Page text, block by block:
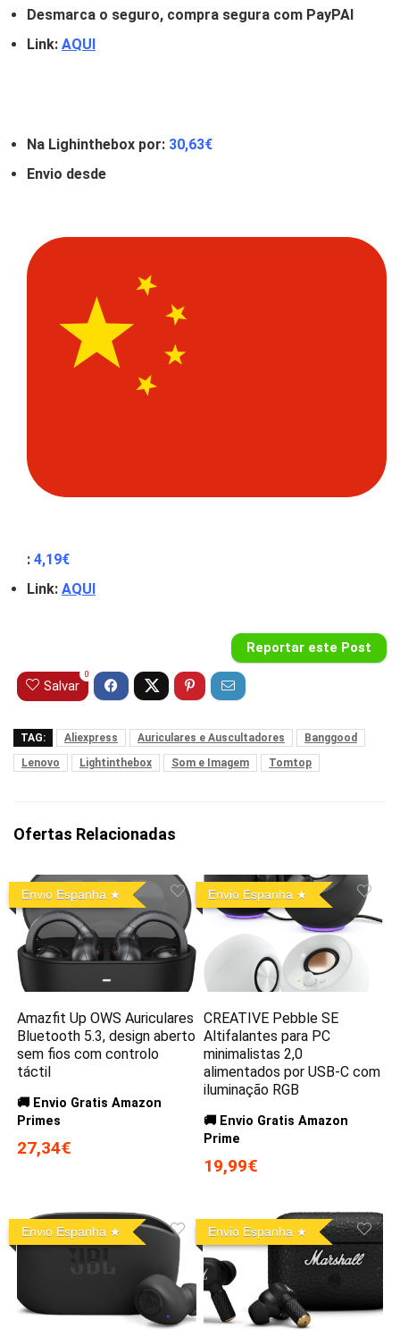
Desmarca o seguro, compra segura com PayPAl
Link: AQUI
Na Lighinthebox por: 30,63€
Envio desde
: 4,19€
Link: AQUI
Reportar este Post
Salvar
0
TAG: Aliexpress Auriculares e Auscultadores
Banggood
Lenovo
Lightinthebox Som e Imagem Tomtop
Ofertas Relacionadas
Envio Espanha
Amazfit Up OWS Auriculares
Bluetooth 5.3, design aberto
sem fios com controlo
táctil
🚚 Envio Gratis Amazon
Primes
27,34€
Envio Espanha
CREATIVE Pebble SE
Altifalantes para PC
minimalistas 2,0
alimentados por USB-C com
iluminação RGB
🚚 Envio Gratis Amazon
Prime
19,99€
Envio Espanha Envio Espanha